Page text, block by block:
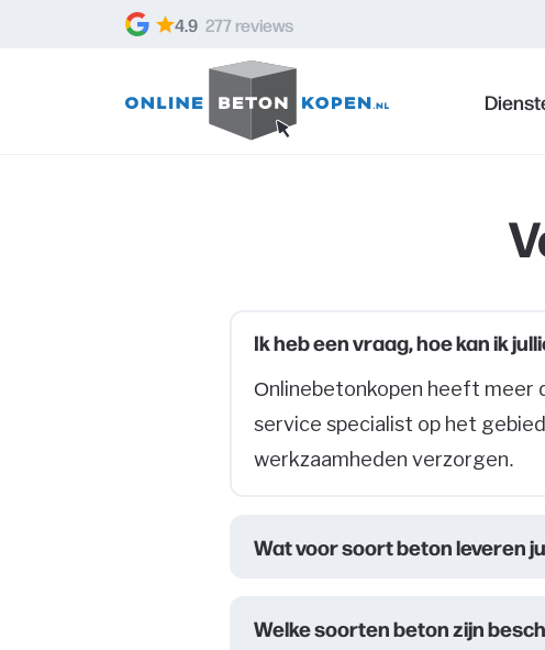
Skip to content 4.9 277 reviews
Ik heb een vraag, hoe kan ik
Onlinebetonkopen heeft meer
service specialist op het
werkzaamheden verzorgen.
Wat voor soort beton leveren
Welke soorten beton zijn